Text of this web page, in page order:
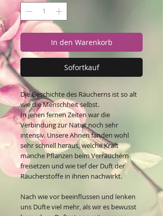
In den Warenkorb
Sofortkauf
Die Geschichte des Räucherns ist so alt
wie die Menschheit selbst.
In jenen fernen Zeiten war die
Verbindung zur Natur noch sehr
intensiv. Unsere Ahnen fanden wohl
sehr schnell heraus, welche Kraft
manche Pflanzen beim Verräuchern
freisetzen und wie tief der Duft der
Räucherstoffe in ihnen nachwirkt.
Nach wie vor beeinflussen und lenken
uns Düfte viel mehr, als wir es bewusst